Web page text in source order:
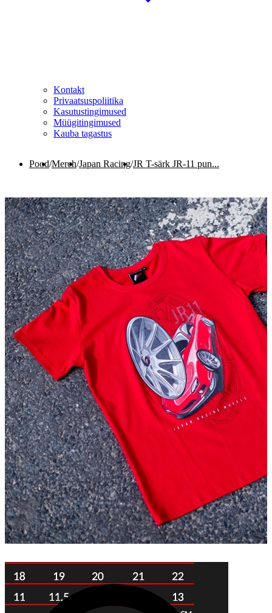
Kontakt
Privaatsuspoliitika
Kasutustingimused
Müügitingimused
Kauba tagastus
Pood/Merch/Japan Racing/JR T-särk JR-11 pun...